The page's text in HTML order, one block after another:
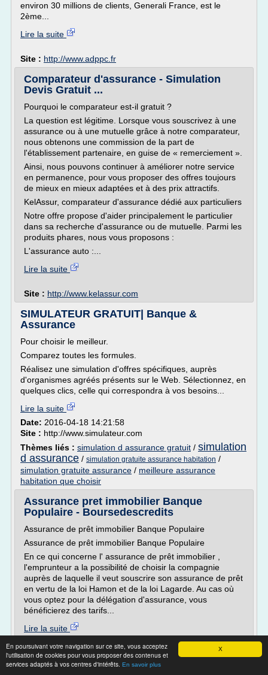
X
En poursuivant votre navigation sur ce site, vous acceptez
l'utilisation de cookies pour vous proposer des contenus et
services adaptés à vos centres d'intérêts. En savoir plus
environ 30 millions de clients, Generali France, est le
2ème...
Lire la suite
Site : http://www.adppc.fr
Comparateur d'assurance - Simulation
Devis Gratuit ...
Pourquoi le comparateur est-il gratuit ?
La question est légitime. Lorsque vous souscrivez à une
assurance ou à une mutuelle grâce à notre comparateur,
nous obtenons une commission de la part de
l'établissement partenaire, en guise de « remerciement ».
Ainsi, nous pouvons continuer à améliorer notre service
en permanence, pour vous proposer des offres toujours
de mieux en mieux adaptées et à des prix attractifs.
KelAssur, comparateur d'assurance dédié aux particuliers
Notre offre propose d'aider principalement le particulier
dans sa recherche d'assurance ou de mutuelle. Parmi les
produits phares, nous vous proposons :
L'assurance auto :...
Lire la suite
Site : http://www.kelassur.com
SIMULATEUR GRATUIT| Banque &
Assurance
Pour choisir le meilleur.
Comparez toutes les formules.
Réalisez une simulation d'offres spécifiques, auprès
d'organismes agréés présents sur le Web. Sélectionnez, en
quelques clics, celle qui correspondra à vos besoins...
Lire la suite
Date: 2016-04-18 14:21:58
Site : http://www.simulateur.com
Thèmes liés : simulation d assurance gratuit / simulation
d assurance / simulation gratuite assurance habitation /
simulation gratuite assurance / meilleure assurance
habitation que choisir
Assurance pret immobilier Banque
Populaire - Boursedescredits
Assurance de prêt immobilier Banque Populaire
Assurance de prêt immobilier Banque Populaire
En ce qui concerne l' assurance de prêt immobilier ,
l'emprunteur a la possibilité de choisir la compagnie
auprès de laquelle il veut souscrire son assurance de prêt
en vertu de la loi Hamon et de la loi Lagarde. Au cas où
vous optez pour la délégation d'assurance, vous
bénéficierez des tarifs...
Lire la suite
Site :https://www.boursedescredits.com